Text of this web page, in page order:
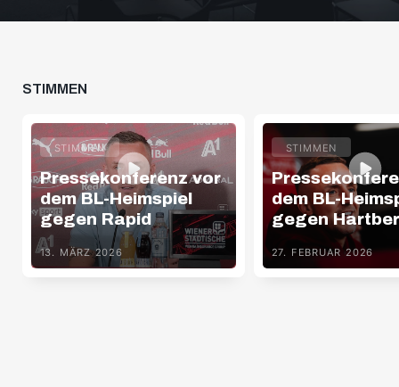
STIMMEN
STIMMEN
Pressekonferenz vor
dem BL-Heimspiel
gegen Rapid
13. MÄRZ 2026
STIMMEN
dem BL-
gegen
27. FEBRUAR 2026